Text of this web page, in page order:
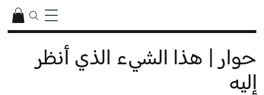
حوار | هذا الشيء الذي أنظر
إليه